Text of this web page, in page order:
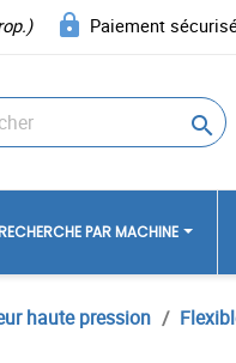
lock Paiement

PAR MACHINE
haute pression